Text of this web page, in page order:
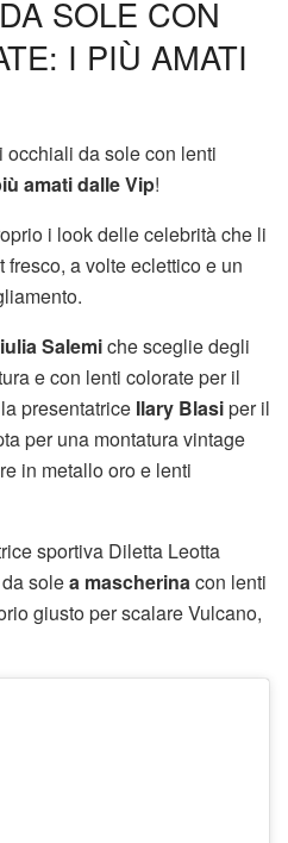
SOLE CON
I PIÙ AMATI
occhiali da sole con lenti
amati dalle Vip!
i look delle celebrità che li
a volte eclettico e un
Salemiche sceglie degli
e con lenti colorate per il
presentatrice Ilary Blasiper il
per una montatura vintage
in metallo oro e lenti
sportiva Diletta Leotta
solea mascherinacon lenti
giusto per scalare Vulcano,